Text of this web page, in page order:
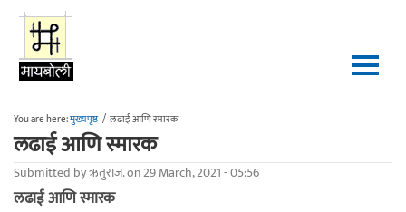
Skip to main content
You are here:मुख्यपृष्ठ / लढाई आणि स्मारक
लढाई आणि स्मारक
Submitted byऋतुराज.on 29 March, 2021 - 05:56
लढाई आणि स्मारक